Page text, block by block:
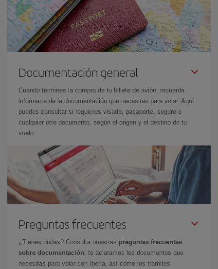
Documentación general
Cuando termines la compra de tu billete de avión, recuerda
informarte de la documentación que necesitas para volar. Aquí
puedes consultar si requieres visado, pasaporte, seguro o
cualquier otro documento, según el origen y el destino de tu
vuelo.
Preguntas frecuentes
¿Tienes dudas? Consulta nuestras preguntas frecuentes
sobre documentación: te aclaramos los documentos que
necesitas para volar con Iberia, así como los trámites